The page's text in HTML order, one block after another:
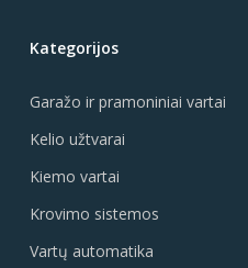
Kategorijos
Garažo ir pramoniniai vartai
Kelio užtvarai
Kiemo vartai
Krovimo sistemos
Vartų automatika